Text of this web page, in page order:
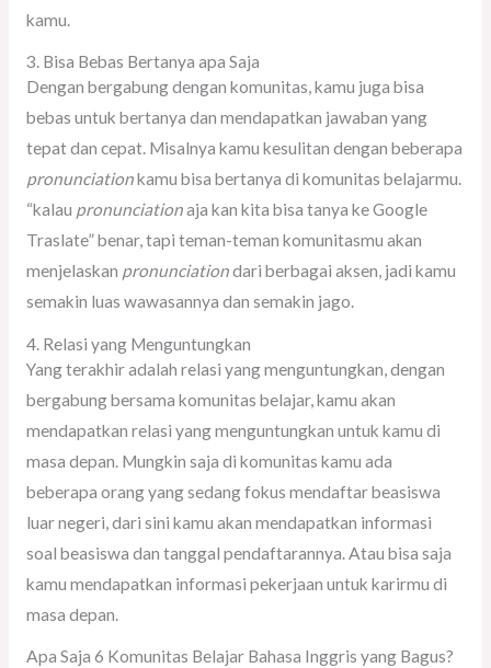
kamu.
3. Bisa Bebas Bertanya apa Saja
Dengan bergabung dengan komunitas, kamu juga bisa
bebas untuk bertanya dan mendapatkan jawaban yang
tepat dan cepat. Misalnya kamu kesulitan dengan beberapa
pronunciationkamu bisa bertanya di komunitas belajarmu.
“kalau pronunciationaja kan kita bisa tanya ke Google
Traslate” benar, tapi teman-teman komunitasmu akan
menjelaskan pronunciationdari berbagai aksen, jadi kamu
semakin luas wawasannya dan semakin jago.
4. Relasi yang Menguntungkan
Yang terakhir adalah relasi yang menguntungkan, dengan
bergabung bersama komunitas belajar, kamu akan
mendapatkan relasi yang menguntungkan untuk kamu di
masa depan. Mungkin saja di komunitas kamu ada
beberapa orang yang sedang fokus mendaftar beasiswa
luar negeri, dari sini kamu akan mendapatkan informasi
soal beasiswa dan tanggal pendaftarannya. Atau bisa saja
kamu mendapatkan informasi pekerjaan untuk karirmu di
masa depan.
Apa Saja 6 Komunitas Belajar Bahasa Inggris yang Bagus?